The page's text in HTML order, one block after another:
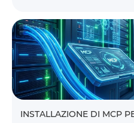
INSTALLAZIONE DI MCP